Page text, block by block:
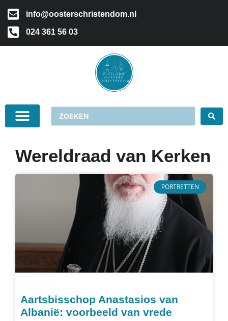
info@oosterschristendom.nl
024 361 56 03
Wereldraad van Kerken
PORTRETTEN
Aartsbisschop Anastasios van
Albanië: voorbeeld van vrede